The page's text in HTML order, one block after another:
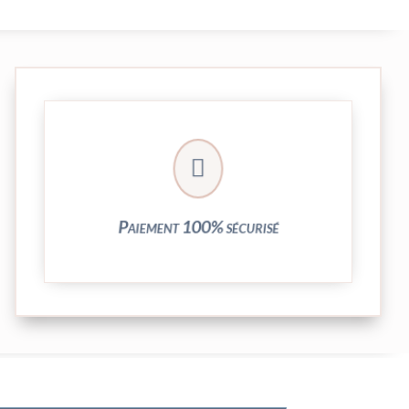

Paiement 100% sécurisé
Vos transactions par carte bancaire sont
entièrement sécurisées grâce au système
crypté de notre partenaire PayPlug.